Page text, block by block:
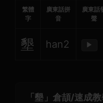
繁體
字
廣東話拼
音
廣東話
聲
墾 han2 ▶
「墾」倉頡/速成